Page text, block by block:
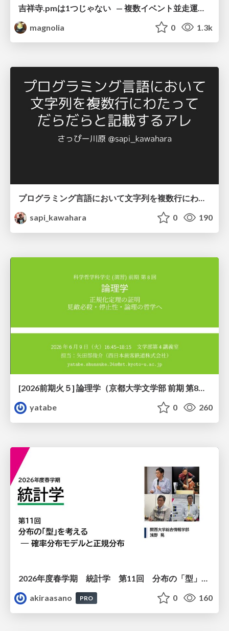
magnolia
0 1.3k
プログラミング言語において文字列を複数行にわたって だらだらと記載するアレ
sapi_kawahara
0 190
[2026前期火５] 論理学（京都大学文学部 前期 第8回）「正規化定理の証明」
yatabe
0 260
akiraasano
PRO 0 160